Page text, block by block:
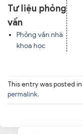
Tư liệu phỏng
vấn
Phỏng vấn nhà
khoa học
This entry was posted in
permalink.